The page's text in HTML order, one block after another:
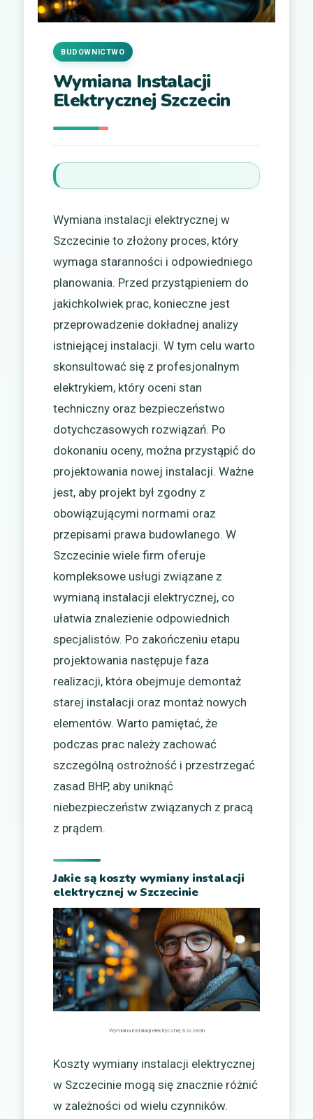
Wymiana Instalacji
Elektrycznej Szczecin
BUDOWNICTWO
Wymiana instalacji elektrycznej w
Szczecinie to złożony proces, który
wymaga staranności i odpowiedniego
planowania. Przed przystąpieniem do
jakichkolwiek prac, konieczne jest
przeprowadzenie dokładnej analizy
istniejącej instalacji. W tym celu warto
skonsultować się z profesjonalnym
elektrykiem, który oceni stan
techniczny oraz bezpieczeństwo
dotychczasowych rozwiązań. Po
dokonaniu oceny, można przystąpić do
projektowania nowej instalacji. Ważne
jest, aby projekt był zgodny z
obowiązującymi normami oraz
przepisami prawa budowlanego. W
Szczecinie wiele firm oferuje
kompleksowe usługi związane z
wymianą instalacji elektrycznej, co
ułatwia znalezienie odpowiednich
specjalistów. Po zakończeniu etapu
projektowania następuje faza
realizacji, która obejmuje demontaż
starej instalacji oraz montaż nowych
elementów. Warto pamiętać, że
podczas prac należy zachować
szczególną ostrożność i przestrzegać
zasad BHP, aby uniknąć
niebezpieczeństw związanych z pracą
z prądem.
Jakie są koszty wymiany instalacji
elektrycznej w Szczecinie
Wymiana instalacji elektrycznej Szczecin
Koszty wymiany instalacji elektrycznej
w Szczecinie mogą się znacznie różnić
w zależności od wielu czynników.